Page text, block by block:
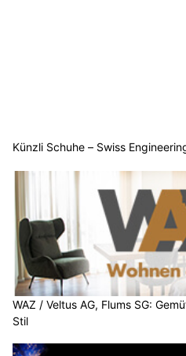
Künzli Schuhe – Swiss
WAZ / Veltus AG, Flums SG:
Stil